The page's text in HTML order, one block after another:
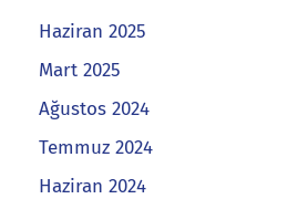
Haziran 2025
Mart 2025
Ağustos 2024
Temmuz 2024
Haziran 2024